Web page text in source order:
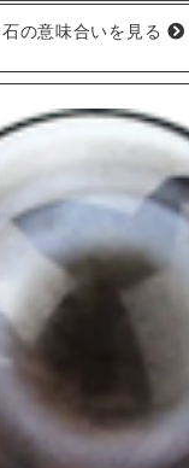
石の意味合いを見る